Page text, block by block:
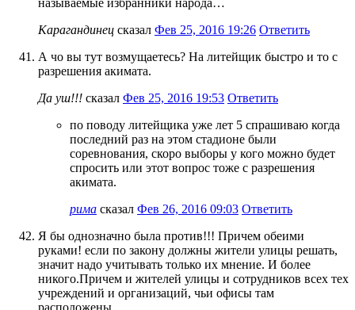
Карагандинец сказал Фев 25, 2016 19:26 Ответить
А чо вы тут возмущаетесь? На литейщик быстро и то с
разрешения акимата.
Да уш!!! сказал Фев 25, 2016 19:53 Ответить
по поводу литейщика уже лет 5 спрашиваю когда
последний раз на этом стадионе были
соревнования, скоро выборы у кого можно будет
спросить или этот вопрос тоже с разрешения
акимата.
рима сказал Фев 26, 2016 09:03 Ответить
Я бы однозначно была против!!! Причем обеими
руками! если по закону должны жители улицы решать,
значит надо учитывать только их мнение. И более
никого.Причем и жителей улицы и сотрудников всех тех
учреждений и организаций, чьи офисы там
расположены.